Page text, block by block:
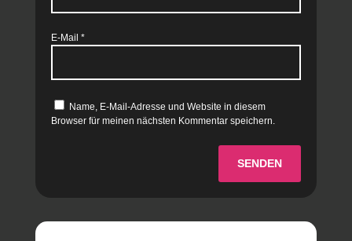
E-Mail *
Name, E-Mail-Adresse und Website in diesem
Browser für meinen nächsten Kommentar speichern.
SENDEN